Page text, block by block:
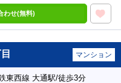
わせ(無料)
マンション
東西線 大通駅/徒歩3分